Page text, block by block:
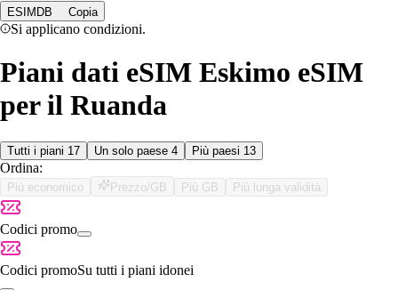
ESIMDB Copia
Si applicano condizioni.
Piani dati eSIM Eskimo eSIM
per il Ruanda
Tutti i piani 17 Un solo paese 4 Più paesi 13
Ordina:
Più economico Prezzo/GB Più GB Più lunga validità
Codici promo
Codici promoSu tutti i piani idonei